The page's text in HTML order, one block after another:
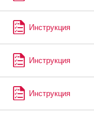
Инструкция
Инструкция
Инструкция